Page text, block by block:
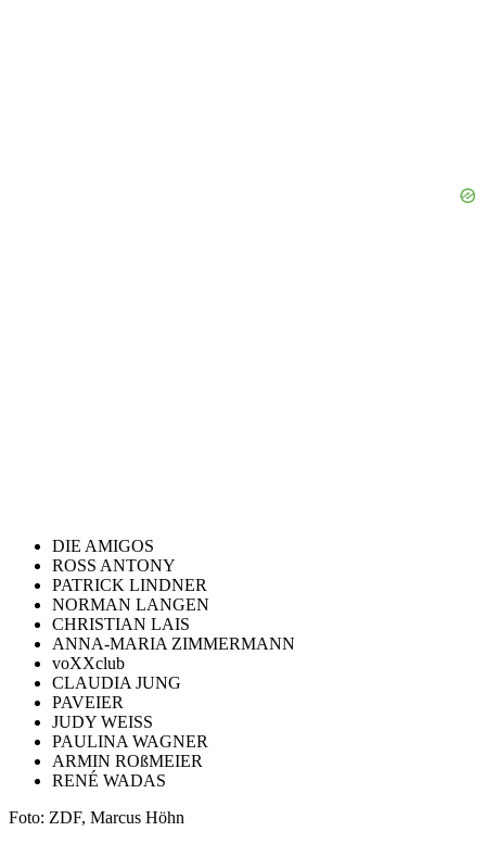
DIE AMIGOS
ROSS ANTONY
PATRICK LINDNER
NORMAN LANGEN
CHRISTIAN LAIS
ANNA-MARIA ZIMMERMANN
voXXclub
CLAUDIA JUNG
PAVEIER
JUDY WEISS
PAULINA WAGNER
ARMIN ROßMEIER
RENÉ WADAS
Foto: ZDF, Marcus Höhn